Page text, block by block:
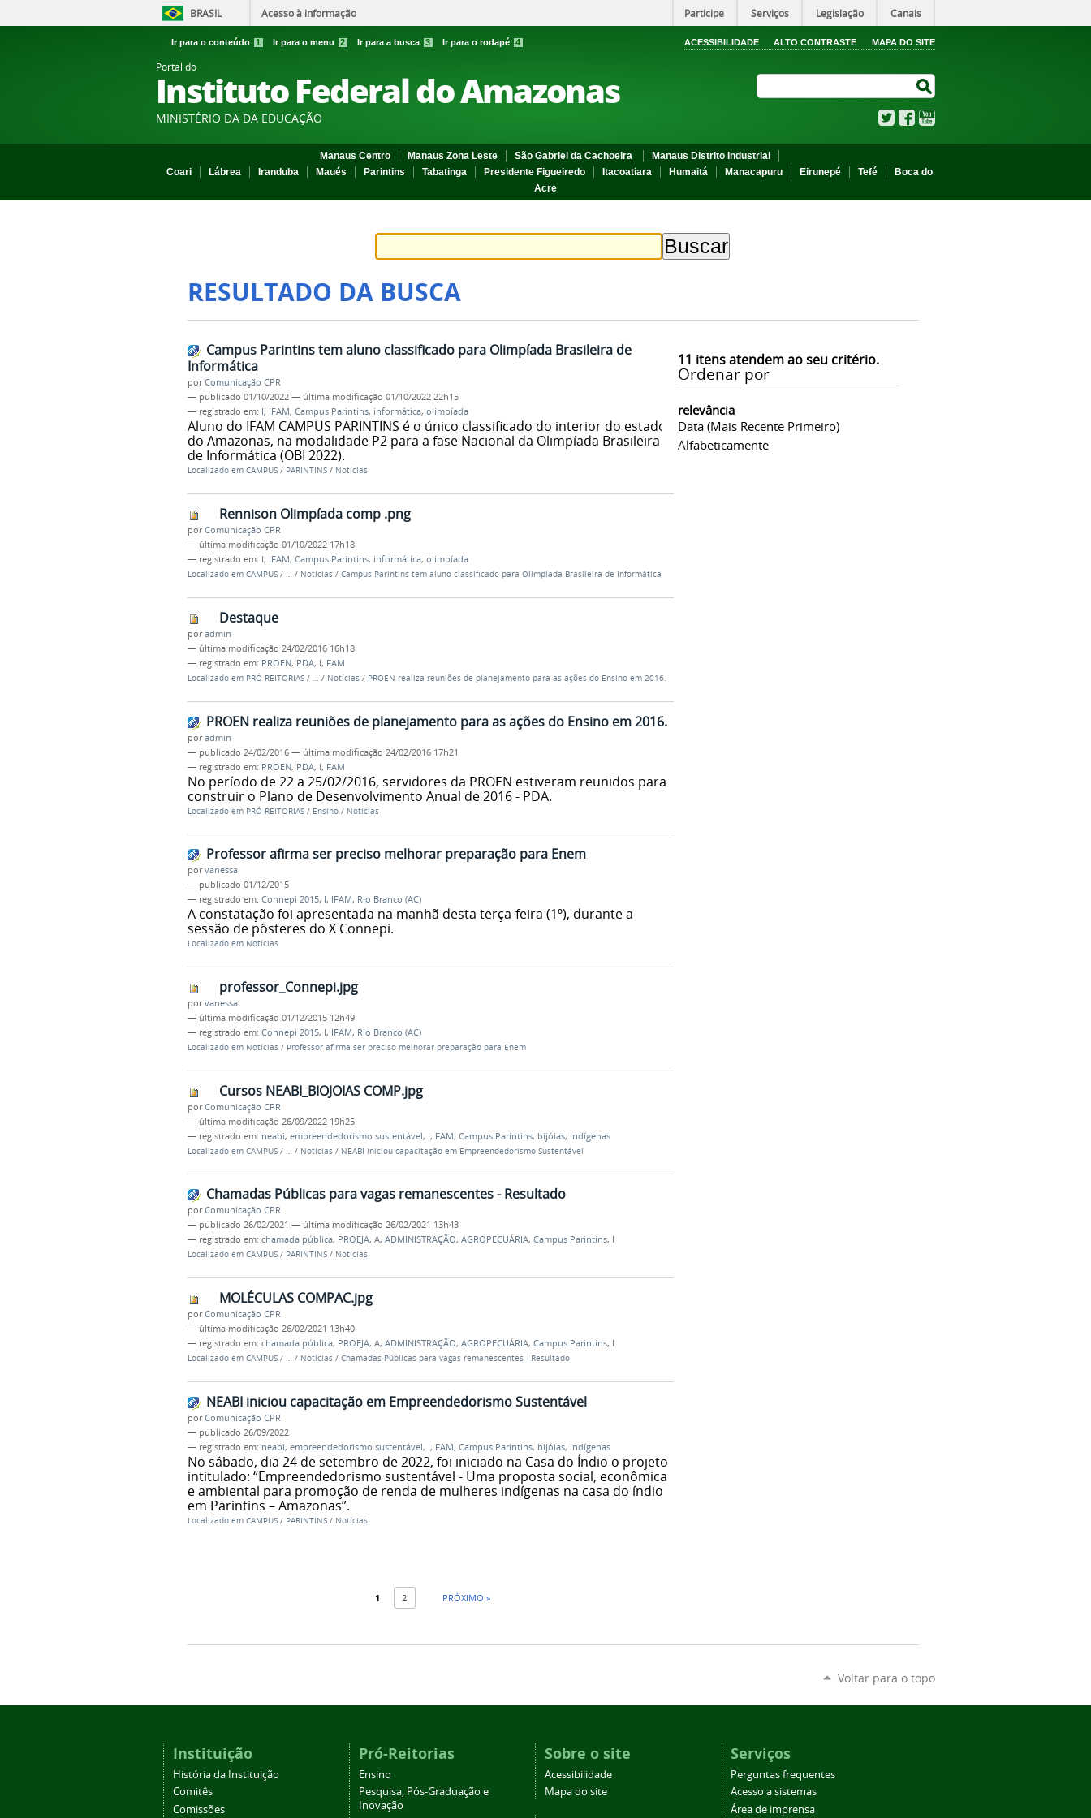
BRASIL Acesso à informação Participe Serviços Legislação Canais
Ir para o conteúdo 1 Ir para o menu 2 Ir para a busca 3 Ir para o rodapé 4 ACESSIBILIDADE ALTO CONTRASTE MAPA DO SITE
Portal do
Instituto Federal do Amazonas
MINISTÉRIO DA DA EDUCAÇÃO TwitterFacebook
Manaus Centro Manaus Zona Leste São Gabriel da Cachoeira
Manaus Distrito Industrial
Coari
Lábrea Iranduba Maués Parintins Tabatinga Presidente Figueiredo Itacoatiara Humaitá Manacapuru Eirunepé Tefé
Boca do
Acre
RESULTADO DA BUSCA
11 itens atendem ao seu critério.
Ordenar por
relevância
Data (mais Recente Primeiro)
Alfabeticamente
Campus Parintins tem aluno classificado para Olimpíada Brasileira de
Informática
porComunicação CPR
— publicado 01/10/2022 — última modificação 01/10/2022 22h15
— registrado em: I, IFAM, Campus Parintins, informática, olimpíada
Aluno do IFAM CAMPUS PARINTINS é o único classificado do interior do estado
do Amazonas, na modalidade P2 para a fase Nacional da Olimpíada Brasileira
de Informática (OBI 2022).
Localizado em CAMPUS / PARINTINS / Notícias
Rennison Olimpíada comp .png
porComunicação CPR
— última modificação 01/10/2022 17h18
— registrado em: I, IFAM, Campus Parintins, informática, olimpíada
Localizado em CAMPUS / … / Notícias / Campus Parintins tem aluno classificado para Olimpíada Brasileira de Informática
Destaque
poradmin
— última modificação 24/02/2016 16h18
— registrado em: PROEN, PDA, I, FAM
Localizado em PRÓ-REITORIAS / … / Notícias / PROEN realiza reuniões de planejamento para as ações do Ensino em 2016.
PROEN realiza reuniões de planejamento para as ações do Ensino em 2016.
poradmin
— publicado 24/02/2016 — última modificação 24/02/2016 17h21
— registrado em: PROEN, PDA, I, FAM
No período de 22 a 25/02/2016, servidores da PROEN estiveram reunidos para
construir o Plano de Desenvolvimento Anual de 2016 - PDA.
Localizado em PRÓ-REITORIAS / Ensino / Notícias
Professor afirma ser preciso melhorar preparação para Enem
porvanessa
— publicado 01/12/2015
— registrado em: Connepi 2015, I, IFAM, Rio Branco (AC)
A constatação foi apresentada na manhã desta terça-feira (1º), durante a
sessão de pôsteres do X Connepi.
Localizado em Notícias
professor_Connepi.jpg
porvanessa
— última modificação 01/12/2015 12h49
— registrado em: Connepi 2015, I, IFAM, Rio Branco (AC)
Localizado em Notícias / Professor afirma ser preciso melhorar preparação para Enem
Cursos NEABI_BIOJOIAS COMP.jpg
porComunicação CPR
— última modificação 26/09/2022 19h25
— registrado em: neabi, empreendedorismo sustentável, I, FAM, Campus Parintins, bijóias, indígenas
Localizado em CAMPUS / … / Notícias / NEABI iniciou capacitação em Empreendedorismo Sustentável
Chamadas Públicas para vagas remanescentes - Resultado
porComunicação CPR
— publicado 26/02/2021 — última modificação 26/02/2021 13h43
— registrado em: chamada pública, PROEJA, A, ADMINISTRAÇÃO, AGROPECUÁRIA, Campus Parintins, I
Localizado em CAMPUS / PARINTINS / Notícias
MOLÉCULAS COMPAC.jpg
porComunicação CPR
— última modificação 26/02/2021 13h40
— registrado em: chamada pública, PROEJA, A, ADMINISTRAÇÃO, AGROPECUÁRIA, Campus Parintins, I
Localizado em CAMPUS / … / Notícias / Chamadas Públicas para vagas remanescentes - Resultado
NEABI iniciou capacitação em Empreendedorismo Sustentável
porComunicação CPR
— publicado 26/09/2022
— registrado em: neabi, empreendedorismo sustentável, I, FAM, Campus Parintins, bijóias, indígenas
No sábado, dia 24 de setembro de 2022, foi iniciado na Casa do Índio o projeto
intitulado: “Empreendedorismo sustentável - Uma proposta social, econômica
e ambiental para promoção de renda de mulheres indígenas na casa do índio
em Parintins – Amazonas”.
Localizado em CAMPUS / PARINTINS / Notícias
1 2 PRÓXIMO »
Voltar para o topo
Instituição
História da Instituição
Comitês
Comissões
Pró-Reitorias
Ensino
Pesquisa, Pós-Graduação e
Inovação
Sobre o site
Acessibilidade
Mapa do site
Serviços
Perguntas frequentes
Acesso a sistemas
Área de imprensa